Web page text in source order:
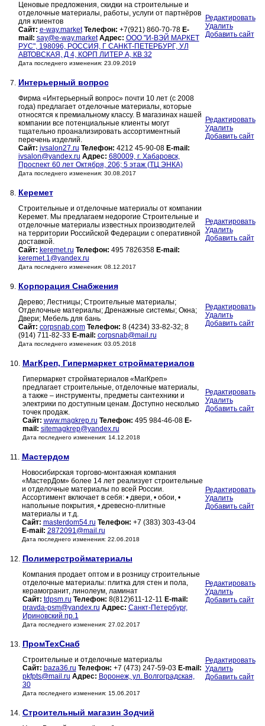
Ценовые предложения, скидки на строительные и
отделочные материалы, работы, услуги от партнёров
для клиентов
Сайт: e-way.market Телефон: +7(921) 860-70-78 E-
mail: say@e-way.market Адрес: ООО "И-ВЭЙ МАРКЕТ
РУС", 198096, РОССИЯ, Г САНКТ-ПЕТЕРБУРГ, УЛ
АВТОВСКАЯ, Д 4, КОРП ЛИТЕР А, КВ 32
Дата последнего изменения: 23.09.2019
Редактировать
Удалить
Добавить сайт
7. Интерьерный вопрос
Фирма «Интерьерный вопрос» почти 10 лет (с 2008
года) предлагает отделочные материалы, которые
относятся к премиальному классу. В магазинах нашей
компании все потенциальные клиенты могут
тщательно проанализировать ассортиментный
перечень изделий.
Сайт: ivsalon27.ru Телефон: 4212 45-90-08 E-mail:
ivsalon@yandex.ru Адрес: 680009, г. Хабаровск,
Проспект 60 лет Октября, 206; 5 этаж (ТЦ ЭНКА)
Дата последнего изменения: 30.08.2017
Редактировать
Удалить
Добавить сайт
8. Керемет
Строительные и отделочные материалы от компании
Керемет. Мы предлагаем недорогие Строительные и
отделочные материалы известных производителей
на территории Российской Федерации с оперативной
доставкой.
Сайт: keremet.ru Телефон: 495 7826358 E-mail:
keremet.1@yandex.ru
Дата последнего изменения: 08.12.2017
Редактировать
Удалить
Добавить сайт
9. Корпорация Снабжения
Дерево; Лестницы; Строительные материалы;
Отделочные материалы; Дренажные системы; Окна;
Двери; Мебель для бань
Сайт: corpsnab.com Телефон: 8 (4234) 33-82-32; 8
(914) 711-82-33 E-mail: corpsnab@mail.ru
Дата последнего изменения: 03.05.2018
Редактировать
Удалить
Добавить сайт
10. МагКреп, Гипермаркет стройматериалов
Гипермаркет стройматериалов «МагКреп»
предлагает строительные, отделочные материалы,
а также – инструменты, предметы сантехники и
электрики по доступным ценам. Доступно несколько
точек продаж.
Сайт: www.magkrep.ru Телефон: 495 984-46-08 E-
mail: sitemagkrep@yandex.ru
Дата последнего изменения: 14.12.2018
Редактировать
Удалить
Добавить сайт
11. Мастердом
Новосибирская торгово-монтажная компания
«МастерДом» более 14 лет реализует строительные
и отделочные материалы по всей России.
Ассортимент включает в себя: • двери, • обои, •
напольные покрытия, • древесно-плитные
материалы и т.д.
Сайт: masterdom54.ru Телефон: +7 (383) 303-43-04
E-mail: 2872091@mail.ru
Дата последнего изменения: 22.06.2018
Редактировать
Удалить
Добавить сайт
12. Полимерстройматериалы
Компания продает оптом и в розницу строительные
отделочные материалы: плитка для стен и пола,
керамогранит, линолеум, ламинат
Сайт: tdpsm.ru Телефон: 8(812)611-12-11 E-mail:
pravda-psm@yandex.ru Адрес: Санкт-Петербург,
Ириновский пр.1
Дата последнего изменения: 27.02.2017
Редактировать
Удалить
Добавить сайт
13. ПромТехСнаб
Строительные и отделочные материалы
Сайт: baza36.ru Телефон: +7 (473) 247-59-03 E-mail:
pkfpts@mail.ru Адрес: Воронеж, ул. Волгоградская,
30
Дата последнего изменения: 15.06.2017
Редактировать
Удалить
Добавить сайт
14. Строительный магазин Зодчий